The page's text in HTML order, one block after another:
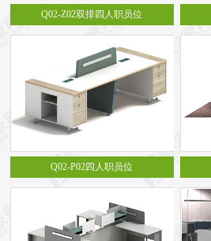
Q02-Z02双排四人职员位
Q02-P02四人职员位